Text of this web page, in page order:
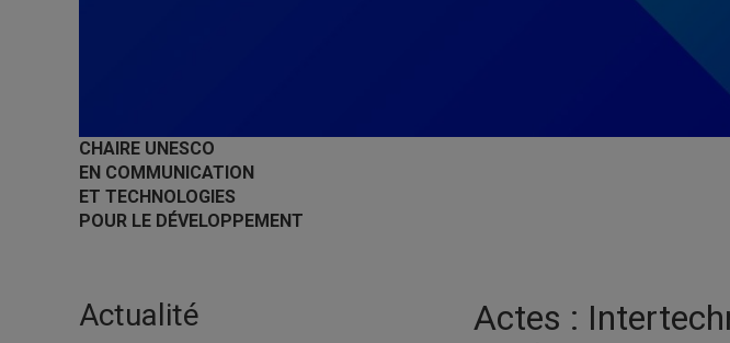
CHAIRE UNESCO
EN COMMUNICATION
ET TECHNOLOGIES
POUR LE DÉVELOPPEMENT
Actualité
Actes :